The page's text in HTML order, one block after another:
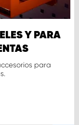
Y PARA
para